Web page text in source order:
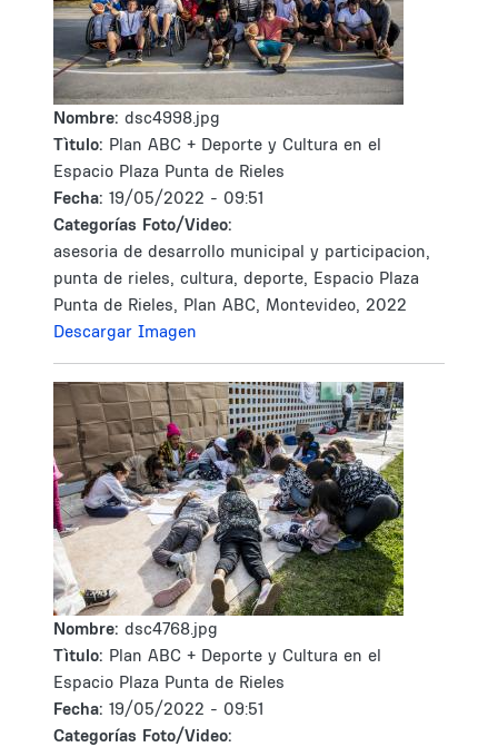
Nombre: dsc4998.jpg
Tìtulo: Plan ABC + Deporte y Cultura en el
Espacio Plaza Punta de Rieles
Fecha: 19/05/2022 - 09:51
Categorías Foto/Video:
asesoria de desarrollo municipal y participacion,
punta de rieles, cultura, deporte, Espacio Plaza
Punta de Rieles, Plan ABC, Montevideo, 2022
Descargar Imagen
Nombre: dsc4768.jpg
Tìtulo: Plan ABC + Deporte y Cultura en el
Espacio Plaza Punta de Rieles
Fecha: 19/05/2022 - 09:51
Categorías Foto/Video: